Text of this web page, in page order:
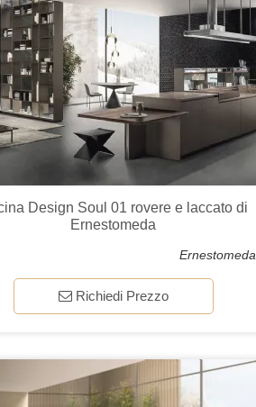
Design Soul 01 rovere e laccato di
Ernestomeda
Ernestomeda
Richiedi Prezzo